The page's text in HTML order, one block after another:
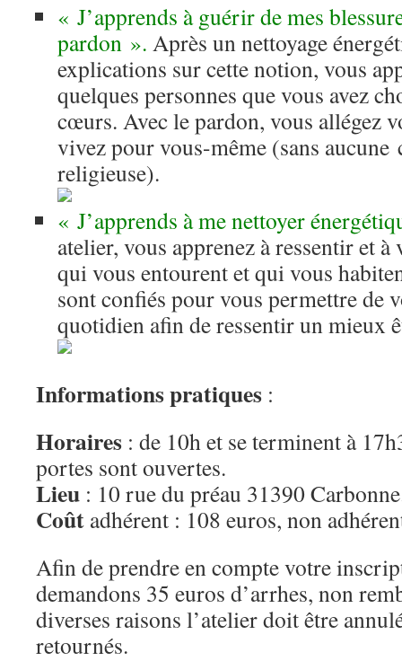
« J’apprends à guérir de mes
pardon ». Après un nettoyage
explications sur cette notion, vous
quelques personnes que vous avez
cœurs. Avec le pardon, vous allégez
vivez pour vous-même (sans aucune
religieuse).
« J’apprends à me nettoyer
atelier, vous apprenez à ressentir et
qui vous entourent et qui vous
sont confiés pour vous permettre de
quotidien afin de ressentir un mieux
Informations pratiques :
Horaires : de 10h et se terminent à
portes sont ouvertes.
Lieu : 10 rue du préau 31390
Coût adhérent : 108 euros, non
Afin de prendre en compte votre
demandons 35 euros d’arrhes, non
diverses raisons l’atelier doit être
retournés.